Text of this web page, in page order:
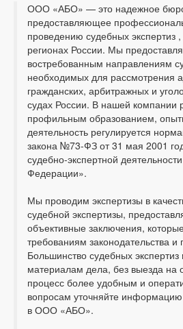
ООО «АБО» — это надежное бюро
предоставляющее
проведению судебных экспертиз ,
регионах России. Мы
востребованным направлениям
необходимых для рассмотрения
гражданских, арбитражных и
судах России. В нашей компании
профильным образованием,
деятельность регулируется
закона №73-ФЗ от 31 мая 2001
судебно-экспертной
Федерации».
Мы проводим экспертизы в
судебной экспертизы,
объективные заключения,
требованиям законодательства
Большинство судебных
материалам дела, без выезда на
процесс более удобным и
вопросам уточняйте
в ООО «АБО».